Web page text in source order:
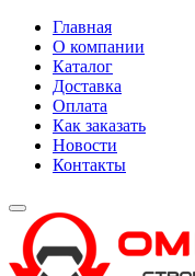
Главная
О компании
Каталог
Доставка
Оплата
Как заказать
Новости
Контакты